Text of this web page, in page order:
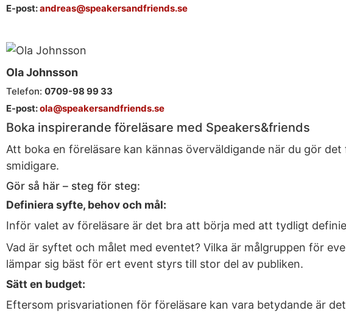
E-post:andreas@speakersandfriends.se
Ola Johnsson​
Telefon: 0709-98 99 33
E-post:ola@speakersandfriends.se
Boka inspirerande föreläsare med Speakers&friends
Att boka en föreläsare kan kännas överväldigande när du gör
smidigare.
Gör så här – steg för steg:
Definiera syfte, behov och mål:
Inför valet av föreläsare är det bra att börja med att tydligt
Vad är syftet och målet med eventet? Vilka är målgruppen för
lämpar sig bäst för ert event styrs till stor del av publiken.
Sätt en budget:
Eftersom prisvariationen för föreläsare kan vara betydande är